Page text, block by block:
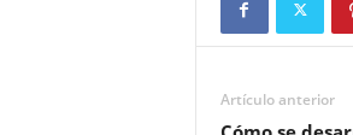
Artículo anterior